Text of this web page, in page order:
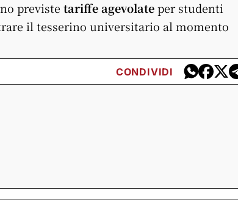
previste tariffe agevolateper studenti
il tesserino universitario al momento
CONDIVIDI